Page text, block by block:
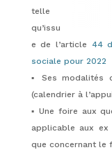
telle
qu’issu
e de l’article
44
sociale pour 2022
▪️ Ses modalités
(calendrier à
▪️ Une foire aux
applicable aux ex
que concernant le